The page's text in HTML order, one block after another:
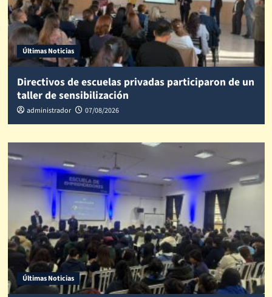
Últimas Noticias
Directivos de escuelas privadas participaron de un
taller de sensibilización
administrador 07/08/2026
Últimas Noticias